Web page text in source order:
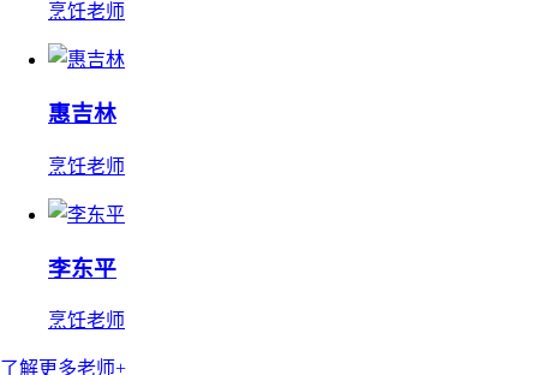
烹饪老师
惠吉林
烹饪老师
李东平
烹饪老师
了解更多老师+